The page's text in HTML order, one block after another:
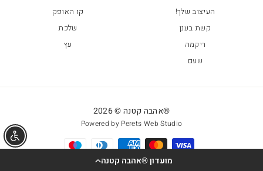
מועדון ®אהבה קטנה
העיצוב שלך!
קו האופק
קשת בענן
שלכת
ריקמה
עץ
שעם
®אהבה קטנה © 2026
Powered by Perets Web Studio